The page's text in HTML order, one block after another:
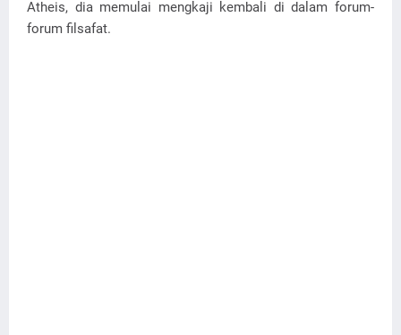
Atheis, dia memulai mengkaji kembali di dalam forum-
forum filsafat.